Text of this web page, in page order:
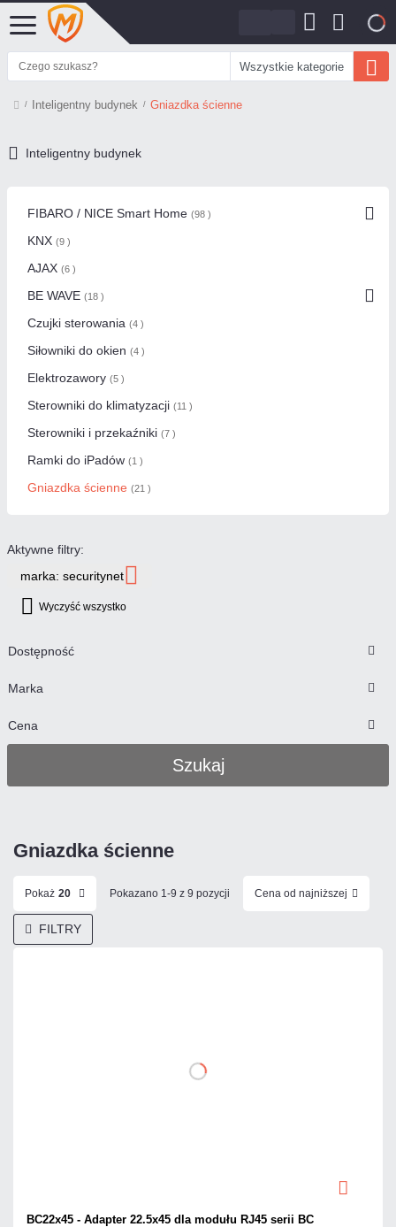
Wszystkie kategorie
Inteligentny budynek Gniazdka ścienne
Inteligentny budynek
FIBARO / NICE Smart Home (98 )
KNX (9 )
AJAX (6 )
BE WAVE (18 )
Czujki sterowania (4 )
Siłowniki do okien (4 )
Elektrozawory (5 )
Sterowniki do klimatyzacji (11 )
Sterowniki i przekaźniki (7 )
Ramki do iPadów (1 )
Gniazdka ścienne (21 )
Aktywne filtry:
marka: securitynet
Wyczyść wszystko
Dostępność
Marka
Cena
Szukaj
Gniazdka ścienne
Pokaż 20 Pokazano 1-9 z 9 pozycji Cena od najniższej
FILTRY
BC22x45 - Adapter 22.5x45 dla modułu RJ45 serii BC